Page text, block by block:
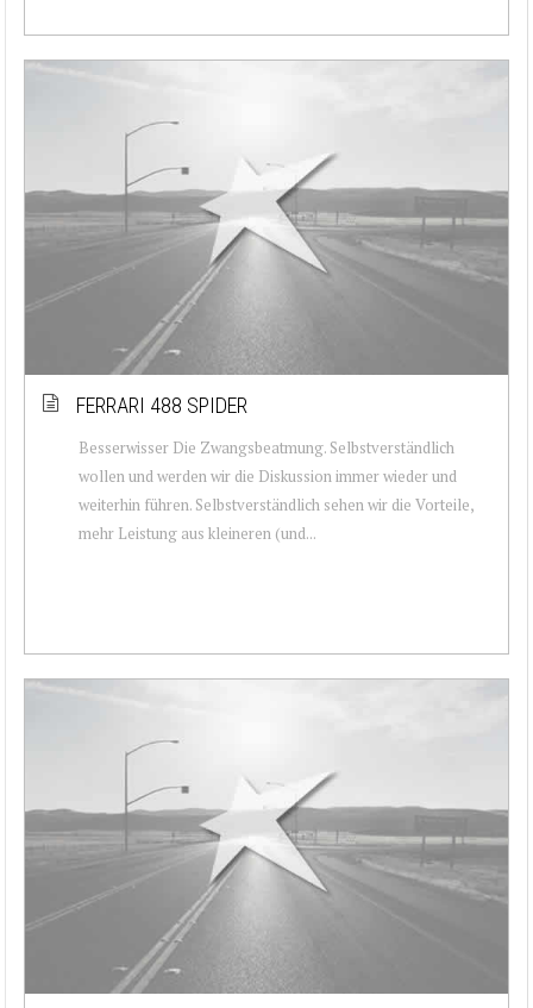
FERRARI 488 SPIDER
Besserwisser Die Zwangsbeatmung. Selbstverständlich
wollen und werden wir die Diskussion immer wieder und
weiterhin führen. Selbstverständlich sehen wir die Vorteile,
mehr Leistung aus kleineren (und...